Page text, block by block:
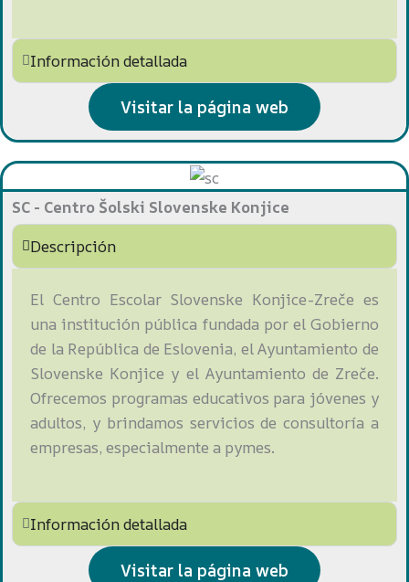
Información detallada
Visitar la página web
SC - Centro Šolski Slovenske Konjice
Descripción
El Centro Escolar Slovenske Konjice-Zreče es
una institución pública fundada por el Gobierno
de la República de Eslovenia, el Ayuntamiento de
Slovenske Konjice y el Ayuntamiento de Zreče.
Ofrecemos programas educativos para jóvenes y
adultos, y brindamos servicios de consultoría a
empresas, especialmente a pymes.
Información detallada
Visitar la página web